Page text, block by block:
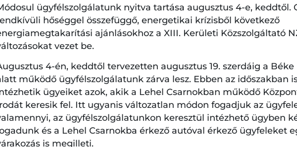
nyári, szabadtéri programsorozat helyszínein elsősorban
vagy „hobbi” zenészek lesznek hallhatóak, műfaji
havonta jelentkező koncertek a kerület szebbnél szebb
megrendezésre.
a 13. kerület legújabb és az egyik legszebb parkjába várjuk a
közönséget!
a park a zenészeké, a zene mindenkié egy-egy estén! Pokrócot
(fuvola, oboa, klarinét, fagott)
ügyfélszolgálatunk nyitva tartása augusztus 4-e, keddtől.
hőséggel összefüggő, energetikai krízisből következő
ajánlásokhoz a XIII. Kerületi Közszolgáltató
vezet be.
4-én, keddtől tervezetten augusztus 19. szerdáig a Béke
működő ügyfélszolgálatunk zárva lesz. Ebben az időszakban
ügyeiket azok, akik a Lehel Csarnokban működő
keresik fel. Itt ugyanis változatlan módon fogadjuk az
az ügyfélszolgálatunkon keresztül intézhető ügyben
és a Lehel Csarnokba érkező autóval érkező ügyfeleket
is megilleti.